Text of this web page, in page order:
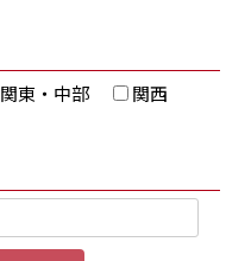
関東・中部
関西